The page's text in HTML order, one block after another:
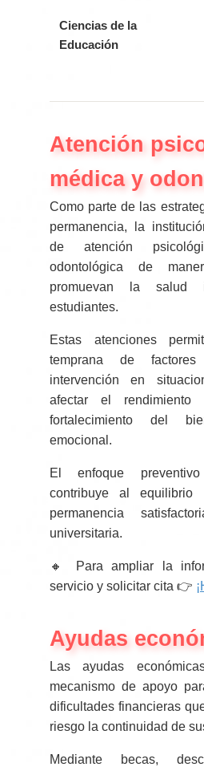
Ciencias de la
Educación
Atención
médica y
Como parte de las
permanencia, la
de atención
odontológica de
promuevan la salud
estudiantes.
Estas atenciones
temprana de
intervención en
afectar el rendimiento
fortalecimiento del
emocional.
El enfoque
contribuye al
permanencia
universitaria.
🔸 Para ampliar la
servicio y solicitar cita 👉
Ayudas
Las ayudas
mecanismo de apoyo
dificultades financieras
riesgo la continuidad de
Mediante becas,